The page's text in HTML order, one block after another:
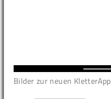
Bilder zur neuen KletterApp